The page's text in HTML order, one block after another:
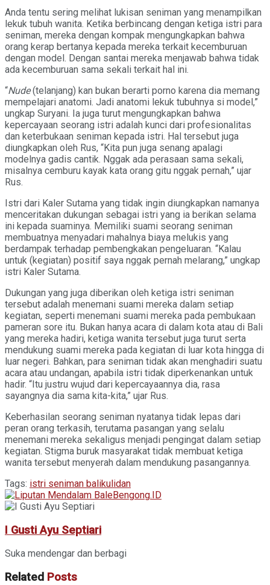
Anda tentu sering melihat lukisan seniman yang menampilkan
lekuk tubuh wanita. Ketika berbincang dengan ketiga istri para
seniman, mereka dengan kompak mengungkapkan bahwa
orang kerap bertanya kepada mereka terkait kecemburuan
dengan model. Dengan santai mereka menjawab bahwa tidak
ada kecemburuan sama sekali terkait hal ini.
“Nude(telanjang) kan bukan berarti porno karena dia memang
mempelajari anatomi. Jadi anatomi lekuk tubuhnya si model,”
ungkap Suryani. Ia juga turut mengungkapkan bahwa
kepercayaan seorang istri adalah kunci dari profesionalitas
dan keterbukaan seniman kepada istri. Hal tersebut juga
diungkapkan oleh Rus, “Kita pun juga senang apalagi
modelnya gadis cantik. Nggak ada perasaan sama sekali,
misalnya cemburu kayak kata orang gitu nggak pernah,” ujar
Rus.
Istri dari Kaler Sutama yang tidak ingin diungkapkan namanya
menceritakan dukungan sebagai istri yang ia berikan selama
ini kepada suaminya. Memiliki suami seorang seniman
membuatnya menyadari mahalnya biaya melukis yang
berdampak terhadap pembengkakan pengeluaran. “Kalau
untuk (kegiatan) positif saya nggak pernah melarang,” ungkap
istri Kaler Sutama.
Dukungan yang juga diberikan oleh ketiga istri seniman
tersebut adalah menemani suami mereka dalam setiap
kegiatan, seperti menemani suami mereka pada pembukaan
pameran sore itu. Bukan hanya acara di dalam kota atau di Bali
yang mereka hadiri, ketiga wanita tersebut juga turut serta
mendukung suami mereka pada kegiatan di luar kota hingga di
luar negeri. Bahkan, para seniman tidak akan menghadiri suatu
acara atau undangan, apabila istri tidak diperkenankan untuk
hadir. “Itu justru wujud dari kepercayaannya dia, rasa
sayangnya dia sama kita-kita,” ujar Rus.
Keberhasilan seorang seniman nyatanya tidak lepas dari
peran orang terkasih, terutama pasangan yang selalu
menemani mereka sekaligus menjadi pengingat dalam setiap
kegiatan. Stigma buruk masyarakat tidak membuat ketiga
wanita tersebut menyerah dalam mendukung pasangannya.
Tags: istri seniman balikulidan
I Gusti Ayu Septiari
Suka mendengar dan berbagi
Related Posts